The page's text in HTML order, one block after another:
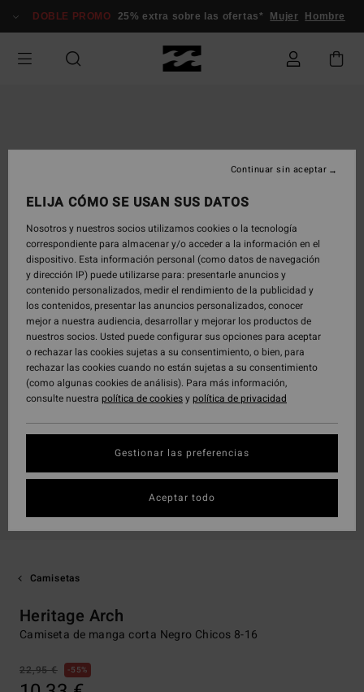
información
DOBLE PROMO 25% extra sobre las ofertas* Mujer Hombre
Camisetas
Heritage Arch
Camiseta de manga corta Negro Chicos 8-16
22,95 € 55%
ELIJA CÓMO SE USAN SUS DATOS
Nosotros y nuestros socios utilizamos cookies o la tecnología
correspondiente para almacenar y/o acceder a la información en el
dispositivo. Esta información personal (como datos de navegación
y dirección IP) puede utilizarse para: presentarle anuncios y
contenido personalizados, medir el rendimiento de la publicidad y
los contenidos, presentar las anuncios personalizados, conocer
mejor a nuestra audiencia, desarrollar y mejorar los productos de
nuestros socios. Usted puede configurar sus opciones para aceptar
o rechazar las cookies sujetas a su consentimiento, o bien, para
rechazar las cookies cuando no están sujetas a su consentimiento
(como algunas cookies de análisis). Para más información,
consulte nuestra política de cookiesypolítica de privacidad
Gestionar las preferencias
Continuar sin aceptar
Aceptar todo